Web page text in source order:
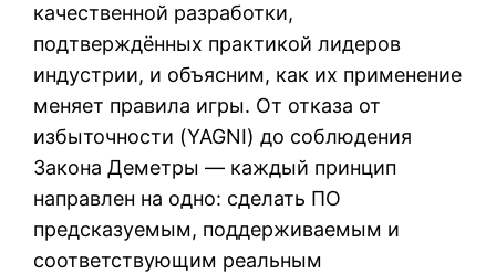
качественной разработки,
подтверждённых практикой лидеров
индустрии, и объясним, как их применение
меняет правила игры. От отказа от
избыточности (YAGNI) до соблюдения
Закона Деметры — каждый принцип
направлен на одно: сделать ПО
предсказуемым, поддерживаемым и
соответствующим реальным